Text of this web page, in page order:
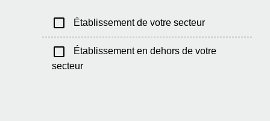
check_box_outline_blank Établissement de votre secteur
check_box_outline_blank
Établissement en dehors de votre
secteur